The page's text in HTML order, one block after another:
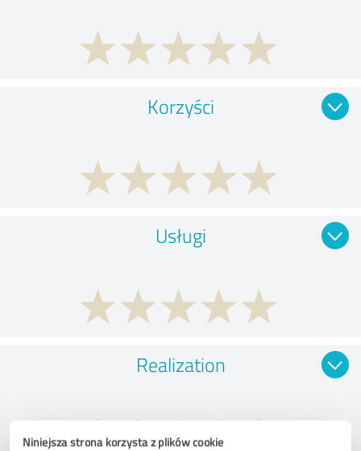
Niniejsza strona korzysta z plików cookie
Korzyści
Usługi
Realization